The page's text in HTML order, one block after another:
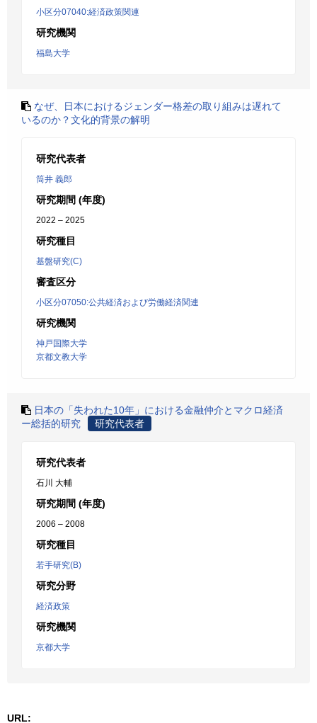
小区分07040:経済政策関連
研究機関
福島大学
なぜ、日本におけるジェンダー格差の取り組みは遅れて
いるのか？文化的背景の解明
研究代表者
筒井 義郎
研究期間 (年度)
2022 – 2025
研究種目
基盤研究(C)
審査区分
小区分07050:公共経済および労働経済関連
研究機関
神戸国際大学
京都文教大学
日本の「失われた10年」における金融仲介とマクロ経済
ー総括的研究
研究代表者
研究代表者
石川 大輔
研究期間 (年度)
2006 – 2008
研究種目
若手研究(B)
研究分野
経済政策
研究機関
京都大学
URL: